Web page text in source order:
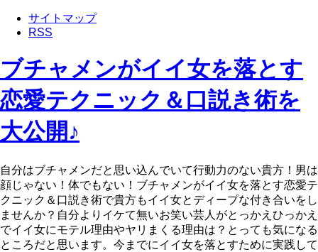
サイトマップ
RSS
ブチャメンがイイ女を落とす
恋愛テクニック＆口説き術を
大公開♪
自分はブチャメンだと思い込んでいて行動力のない貴方！男は
顔じゃない！体でもない！ブチャメンがイイ女を落とす恋愛テ
クニック＆口説き術で貴方もイイ女とディープな付き合いをし
ませんか？自分よりイケて無いお笑い芸人がとっかえひっかえ
でイイ女にモテル理由やヤリまくる理由は？とっても気になる
ところだと思います。今までにイイ女を落とすために実践して